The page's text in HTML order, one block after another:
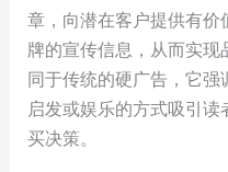
章，向潜在客户提供有
牌的宣传信息，从而实
同于传统的硬广告，它强
启发或娱乐的方式吸引
买决策。